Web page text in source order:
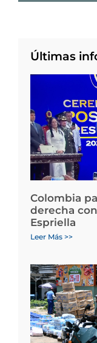
Últimas
Colombia
derecha
Espriella
Leer Más >>